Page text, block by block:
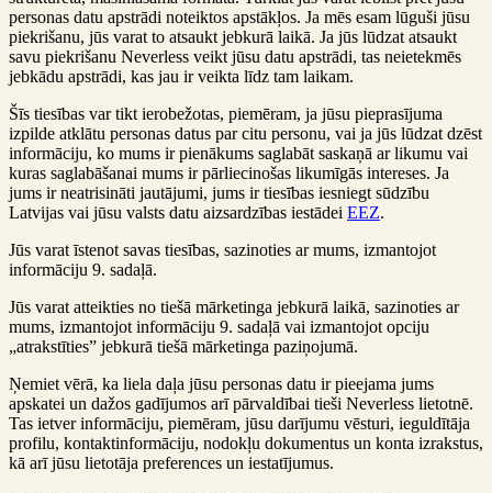
personas datu apstrādi noteiktos apstākļos. Ja mēs esam lūguši jūsu
piekrišanu, jūs varat to atsaukt jebkurā laikā. Ja jūs lūdzat atsaukt
savu piekrišanu Neverless veikt jūsu datu apstrādi, tas neietekmēs
jebkādu apstrādi, kas jau ir veikta līdz tam laikam.
Šīs tiesības var tikt ierobežotas, piemēram, ja jūsu pieprasījuma
izpilde atklātu personas datus par citu personu, vai ja jūs lūdzat dzēst
informāciju, ko mums ir pienākums saglabāt saskaņā ar likumu vai
kuras saglabāšanai mums ir pārliecinošas likumīgās intereses. Ja
jums ir neatrisināti jautājumi, jums ir tiesības iesniegt sūdzību
Latvijas vai jūsu valsts datu aizsardzības iestādei EEZ.
Jūs varat īstenot savas tiesības, sazinoties ar mums, izmantojot
informāciju 9. sadaļā.
Jūs varat atteikties no tiešā mārketinga jebkurā laikā, sazinoties ar
mums, izmantojot informāciju 9. sadaļā vai izmantojot opciju
„atrakstīties” jebkurā tiešā mārketinga paziņojumā.
Ņemiet vērā, ka liela daļa jūsu personas datu ir pieejama jums
apskatei un dažos gadījumos arī pārvaldībai tieši Neverless lietotnē.
Tas ietver informāciju, piemēram, jūsu darījumu vēsturi, ieguldītāja
profilu, kontaktinformāciju, nodokļu dokumentus un konta izrakstus,
kā arī jūsu lietotāja preferences un iestatījumus.